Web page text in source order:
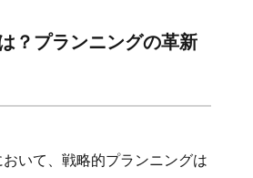
？プランニングの革新
いて、戦略的プランニングは